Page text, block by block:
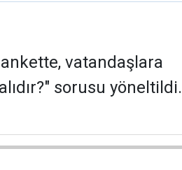
vatandaşlara
sorusu yöneltildi.